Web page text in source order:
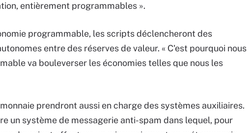
entièrement programmables ».
programmable, les scripts déclencheront des
entre des réserves de valeur. « C'est pourquoi nous
va bouleverser les économies telles que nous les
prendront aussi en charge des systèmes auxiliaires.
un système de messagerie anti-spam dans lequel, pour